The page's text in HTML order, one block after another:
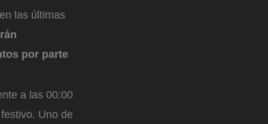
las últimas
por parte
a las 00:00
Uno de